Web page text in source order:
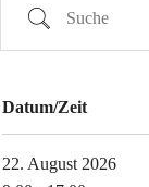
Suche
Datum/Zeit
22. August 2026